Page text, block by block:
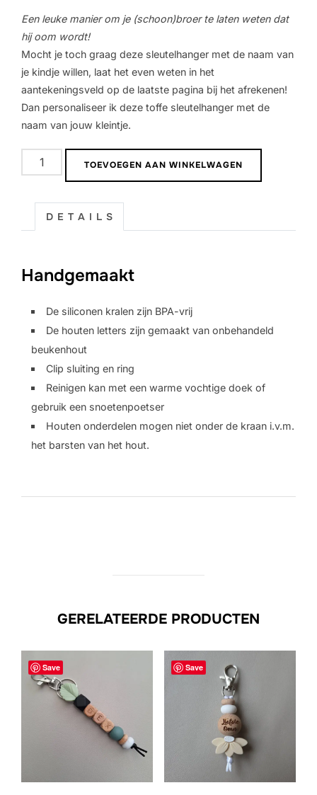
Een leuke manier om je (schoon)broer te laten weten dat
hij oom wordt!
Mocht je toch graag deze sleutelhanger met de naam van
je kindje willen, laat het even weten in het
aantekeningsveld op de laatste pagina bij het afrekenen!
Dan personaliseer ik deze toffe sleutelhanger met de
naam van jouw kleintje.
Sleutelhanger
|
TOEVOEGEN AAN WINKELWAGEN
D E T A I L S
Handgemaakt
De siliconen kralen zijn BPA-vrij
De houten letters zijn gemaakt van onbehandeld
beukenhout
Clip sluiting en ring
Reinigen kan met een warme vochtige doek of
gebruik een snoetenpoetser
Houten onderdelen mogen niet onder de kraan i.v.m.
het barsten van het hout.
GERELATEERDE PRODUCTEN
Save Save